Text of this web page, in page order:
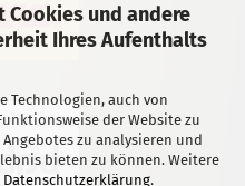
Cookies und andere
Ihres Aufenthalts
Technologien, auch von
der Website zu
zu analysieren und
bieten zu können. Weitere
Datenschutzerklärung.